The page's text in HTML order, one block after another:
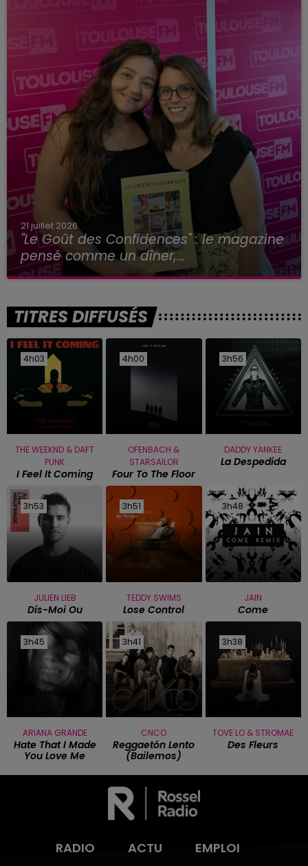
21 juillet 2026
"Le Goût des Confidences" : le magazine
pensé comme un dîner,...
TITRES DIFFUSÉS
4h03
4h03
THE WEEKND & DAFT
PUNK
I Feel It Coming
4h00
4h00
OFENBACH &
STARSAILOR
Four To The Floor
3h56
3h56
DADDY YANKEE
La Despedida
3h53
3h53
JULIEN LIEB
Dis-Moi Ou
3h51
3h51
TEDDY SWIMS
Lose Control
3h48
3h48
JAIN
Come
3h45
3h45
ARIANA GRANDE
Hate That I Made
You Love Me
3h41
3h41
CNCO
Reggaetón Lento
(bailemos)
3h38
3h38
TOVE LO & STROMAE
Des Fleurs
RADIO ACTU EMPLOI